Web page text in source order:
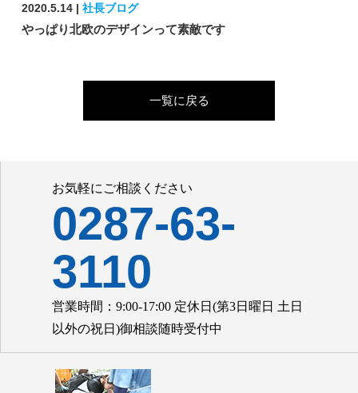
2020.5.14 社長ブログ
やっぱり北欧のデザインって素敵です
一覧に戻る
お気軽にご相談ください
0287-63-
3110
営業時間：9:00-17:00 定休日(第3日曜日 土日
以外の祝日)御相談随時受付中